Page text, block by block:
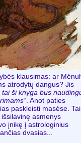
klausimas: ar
atrodytų dangus? Jis
ši knyga bus
“. Anot paties
paskleisti masėse.
asmenys
įnikę į astrologinius
dvasias...